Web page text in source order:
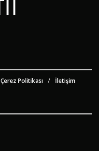
Çerez Politikası İletişim